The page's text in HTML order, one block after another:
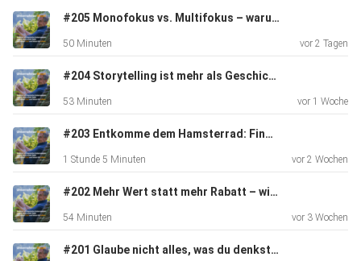
Menschen wirklich
wirken.
#205 Monofokus vs. Multifokus – warum „Scanner“ oft die glücklichsten Unternehmer sind (mit Anita Raidl)
50 Minuten vor 2 Tagen
#204 Storytelling ist mehr als Geschichten erzählen - wie du im Kopf und im Herzen deiner Wunschkunden bleibst
53 Minuten vor 1 Woche
#203 Entkomme dem Hamsterrad: Finde heraus, wer du wirklich sein willst! - Im Gespräch mit Franziska Walther
1 Stunde 5 Minuten vor 2 Wochen
#202 Mehr Wert statt mehr Rabatt – wie sehr verhandeln wirklich funktioniert - im Gespräch mit Achim Oberhauser
54 Minuten vor 3 Wochen
#201 Glaube nicht alles, was du denkst - wenn dir ERGEBNISSE wichtig sind.